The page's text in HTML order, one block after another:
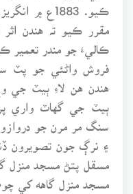
ڪيو. 1883ع
مقرر ڪيو تہ هندن
فروش واڻئي جو پٽ
هندن هن لاءِ ٻيٽ جي
ٻيٽ جي گهاٽ واري
سنگ مر مرن جو
۽ نرڳ جون تصويرون
مسقل پتڻ مسجد منزل
مسجد منزل گاهه کي